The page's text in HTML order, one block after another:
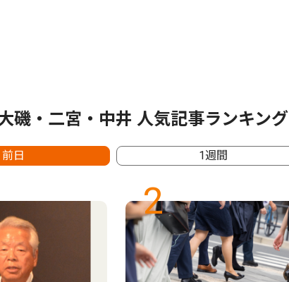
磯・二宮・中井 人気記事ランキング
前日 1週間
2